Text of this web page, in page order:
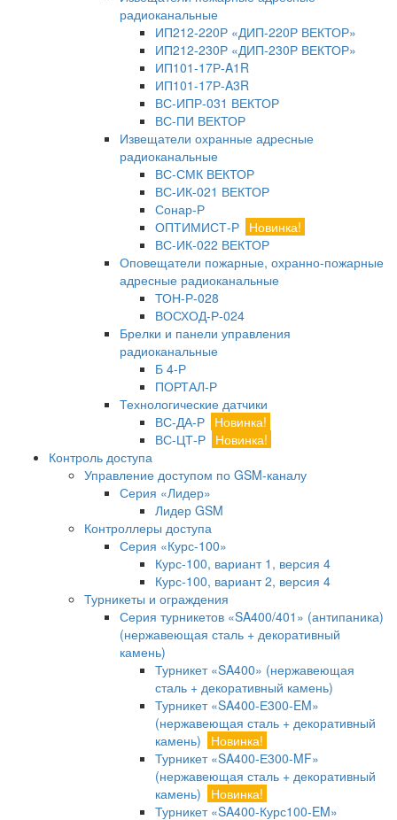
радиоканальные
ИП212-220Р «ДИП-220Р ВЕКТОР»
ИП212-230Р «ДИП-230Р ВЕКТОР»
ИП101-17Р-A1R
ИП101-17Р-A3R
ВС-ИПР-031 ВЕКТОР
ВС-ПИ ВЕКТОР
Извещатели охранные адресные
радиоканальные
ВС-СМК ВЕКТОР
ВС-ИК-021 ВЕКТОР
Сонар-Р
ОПТИМИСТ-Р Новинка!
ВС-ИК-022 ВЕКТОР
Оповещатели пожарные, охранно-пожарные
адресные радиоканальные
ТОН-Р-028
ВОСХОД-Р-024
Брелки и панели управления
радиоканальные
Б 4-Р
ПОРТАЛ-Р
Технологические датчики
ВС-ДА-Р Новинка!
ВС-ЦТ-Р Новинка!
Контроль доступа
Управление доступом по GSM-каналу
Серия «Лидер»
Лидер GSM
Контроллеры доступа
Серия «Курс-100»
Курс-100, вариант 1, версия 4
Курс-100, вариант 2, версия 4
Турникеты и ограждения
Серия турникетов «SA400/401» (антипаника)
(нержавеющая сталь + декоративный
камень)
Турникет «SA400» (нержавеющая
сталь + декоративный камень)
Турникет «SA400-Е300-EM»
(нержавеющая сталь + декоративный
камень)
Новинка!
Турникет «SA400-Е300-MF»
(нержавеющая сталь + декоративный
камень)
Новинка!
Турникет «SA400-Курс100-EM»